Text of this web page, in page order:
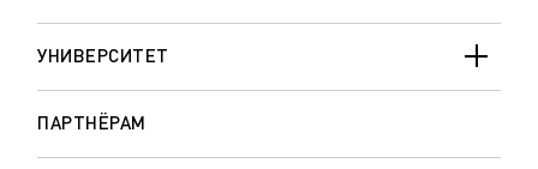
УНИВЕРСИТЕТ
ПАРТНЁРАМ